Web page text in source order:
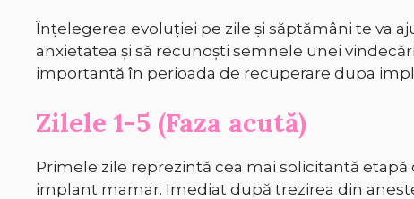
Înțelegerea evoluției pe zile și săptămâni te va
anxietatea și să recunoști semnele unei
importantă în perioada de recuperare dupa
Zilele 1-5 (Faza acută)
Primele zile reprezintă cea mai solicitantă
implant mamar. Imediat după trezirea din